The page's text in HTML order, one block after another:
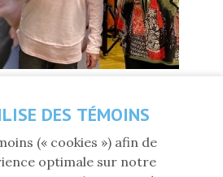
cette nouvelle
DES TÉMOINS
(« cookies ») afin de
optimale sur notre